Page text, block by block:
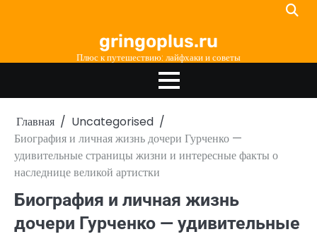
gringoplus.ru
Плюс к путешествию: лайфхаки и советы
Главная
Uncategorised
Биография и личная жизнь дочери Гурченко —
удивительные страницы жизни и интересные факты о
наследнице великой артистки
Биография и личная жизнь
дочери Гурченко — удивительные